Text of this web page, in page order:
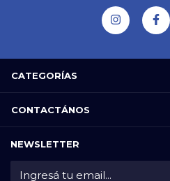
CATEGORÍAS
CONTACTÁNOS
NEWSLETTER